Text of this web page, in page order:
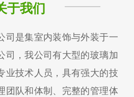
于我们
司是集室内装饰与外装于一
司，我公司有大型的玻璃加
业技术人员，具有强大的技
团队和体制、完整的管理体